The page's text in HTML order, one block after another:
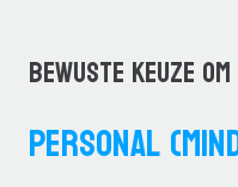
BEWUSTE KEUZE
PERSONAL